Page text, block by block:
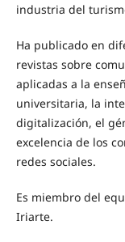
industria del
Ha publicado en
revistas sobre
aplicadas a la
universitaria, la
digitalización, el
excelencia de los
redes sociales.
Es miembro del
Iriarte.